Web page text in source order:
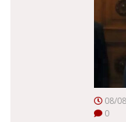
08/
0